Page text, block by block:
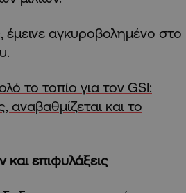
αγκυροβολημένο στο
το τοπίο για τον GSI:
αναβαθμίζεται και το
επιφυλάξεις